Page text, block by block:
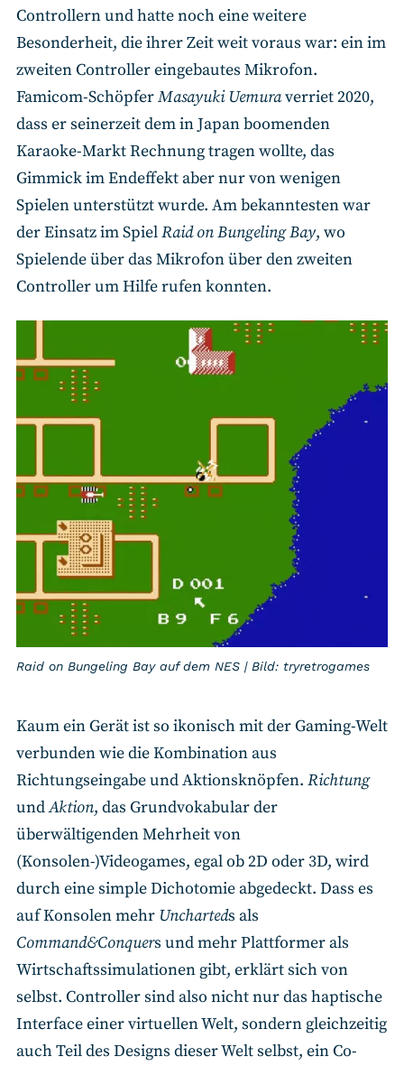
Controllern und hatte noch eine weitere
Besonderheit, die ihrer Zeit weit voraus war: ein im
zweiten Controller eingebautes Mikrofon.
Famicom-SchöpferMasayuki Uemuraverriet 2020,
dass er seinerzeit dem in Japan boomenden
Karaoke-Markt Rechnung tragen wollte, das
Gimmick im Endeffekt aber nur von wenigen
Spielen unterstützt wurde. Am bekanntesten war
der Einsatz im SpielRaid on Bungeling Bay, wo
Spielende über das Mikrofon über den zweiten
Controller um Hilfe rufen konnten.
Raid on Bungeling Bay auf dem NES | Bild: tryretrogames
Kaum ein Gerät ist so ikonisch mit der Gaming-Welt
verbunden wie die Kombination aus
Richtungseingabe und Aktionsknöpfen. Richtung
undAktion, das Grundvokabular der
überwältigenden Mehrheit von
(Konsolen-)Videogames, egal ob 2D oder 3D, wird
durch eine simple Dichotomie abgedeckt. Dass es
auf Konsolen mehr Uncharteds als
Command&Conquers und mehr Plattformer als
Wirtschaftssimulationen gibt, erklärt sich von
selbst. Controller sind also nicht nur das haptische
Interface einer virtuellen Welt, sondern gleichzeitig
auch Teil des Designs dieser Welt selbst, ein Co-